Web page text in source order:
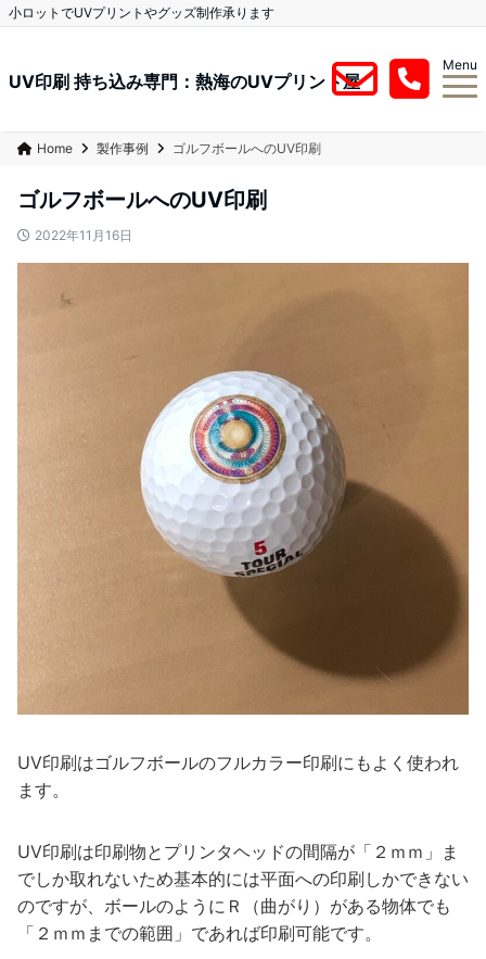
小ロットでUVプリントやグッズ制作承ります
UV印刷 持ち込み専門：熱海のUVプリント屋
Menu
Home 製作事例 ゴルフボールへのUV印刷
ゴルフボールへのUV印刷
2022年11月16日
UV印刷はゴルフボールのフルカラー印刷にもよく使われ
ます。
UV印刷は印刷物とプリンタヘッドの間隔が「２ｍｍ」ま
でしか取れないため基本的には平面への印刷しかできない
のですが、ボールのようにＲ（曲がり）がある物体でも
「２ｍｍまでの範囲」であれば印刷可能です。